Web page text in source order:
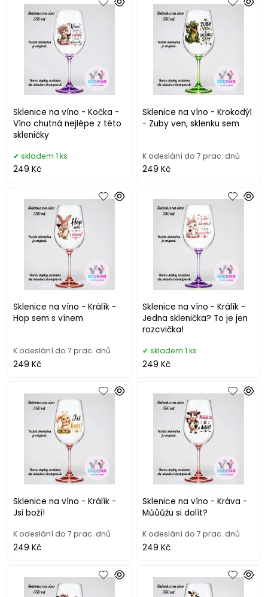
Sklenice na víno - Kočka -
Víno chutná nejlépe z této
skleničky
skladem 1 ks
249 Kč
Sklenice na víno - Krokodýl
- Zuby ven, sklenku sem
K odeslání do 7 prac. dnů
249 Kč
Sklenice na víno - Králík -
Hop sem s vínem
K odeslání do 7 prac. dnů
249 Kč
Sklenice na víno - Králík -
Jedna sklenička? To je jen
rozcvička!
skladem 1 ks
249 Kč
Sklenice na víno - Králík -
Jsi boží!
K odeslání do 7 prac. dnů
249 Kč
Sklenice na víno - Kráva -
Můůůžu si dolít?
K odeslání do 7 prac. dnů
249 Kč